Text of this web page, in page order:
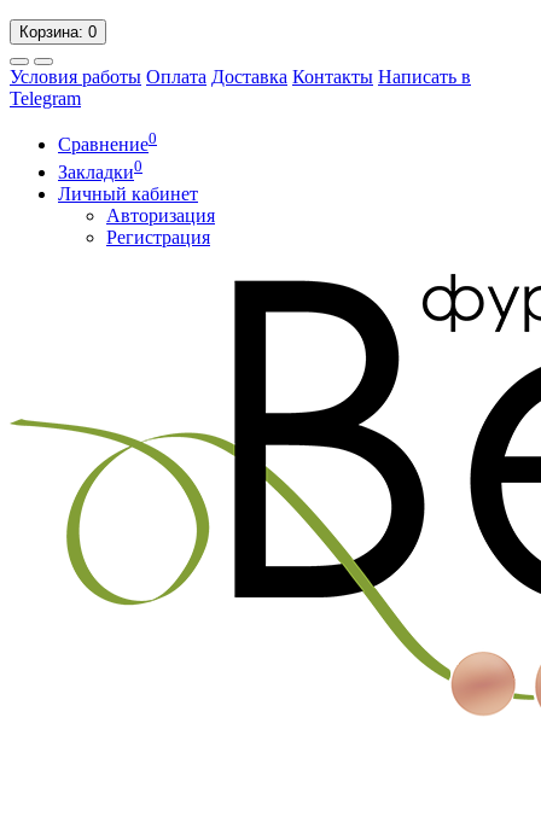
Корзина: 0
Условия работы Оплата Доставка Контакты Написать в
Telegram
Сравнение0
Закладки0
Личный кабинет
Авторизация
Регистрация